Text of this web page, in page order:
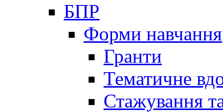
БПР
Форми навчання
Гранти
Тематичне
Стажування